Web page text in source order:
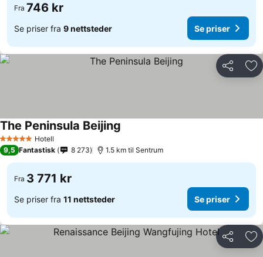
Fra 746 kr
Se priser fra 9 nettsteder Se priser
Del
5 Stjerner Hotell
The Peninsula Beijing
9,5 Fantastisk 8 273 1.5 km til Sentrum
Fra 3 771 kr
Se priser fra 11 nettsteder Se priser
Del